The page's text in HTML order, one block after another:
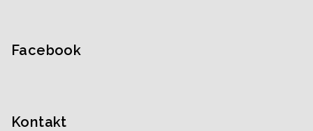
Facebook
Kontakt